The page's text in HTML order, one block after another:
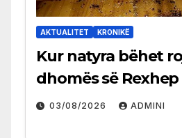
AKTUALITET KRONIKË
Kur natyra bëhet
dhomës së Rexhep
03/08/2026 ADMINI